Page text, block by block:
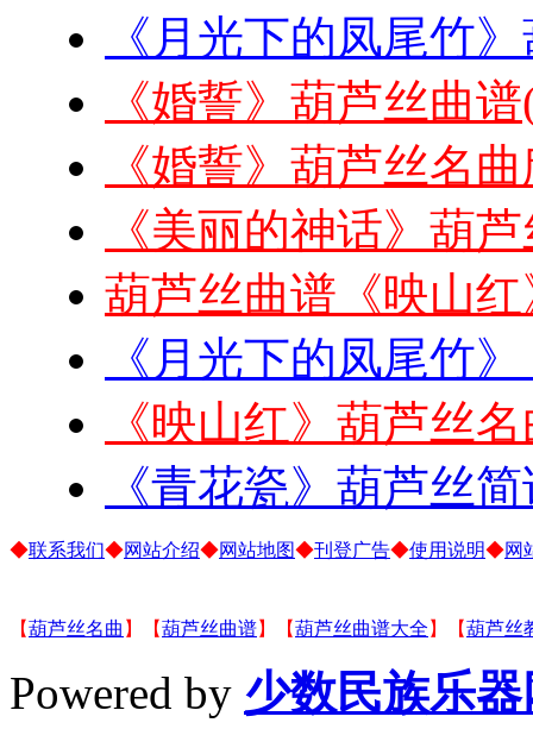
《月光下的凤尾竹
《婚誓》葫芦丝曲
《婚誓》葫芦丝名
《美丽的神话》葫
葫芦丝曲谱《映山
《月光下的凤尾竹
《映山红》葫芦丝
《青花瓷》葫芦丝
◆联系我们◆网站介绍◆网站地图◆刊登广告◆使用说明◆网
【葫芦丝名曲 】【葫芦丝曲谱】【葫芦丝曲谱大全 】【葫芦丝
Powered by 少数民族乐器